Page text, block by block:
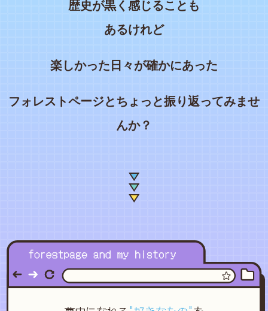
歴史が黒く感じることも
あるけれど
楽しかった日々が確かにあった
フォレストページとちょっと振り返ってみませ
んか？